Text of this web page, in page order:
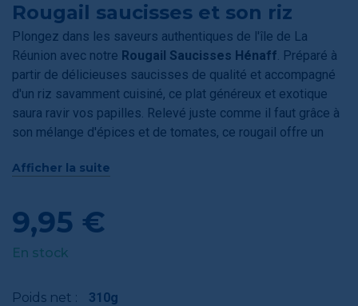
Rougail saucisses et son riz
Plongez dans les saveurs authentiques de l'île de La
Réunion avec notre Rougail Saucisses Hénaff. Préparé à
partir de délicieuses saucisses de qualité et accompagné
d'un riz savamment cuisiné, ce plat généreux et exotique
saura ravir vos papilles. Relevé juste comme il faut grâce à
son mélange d'épices et de tomates, ce rougail offre un
Afficher la suite
9,95 €
En stock
Poids net : 310g